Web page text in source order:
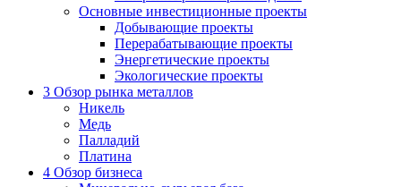
Основные инвестиционные проекты
Добывающие проекты
Перерабатывающие проекты
Энергетические проекты
Экологические проекты
3 Обзор рынка металлов
Никель
Медь
Палладий
Платина
4 Обзор бизнеса